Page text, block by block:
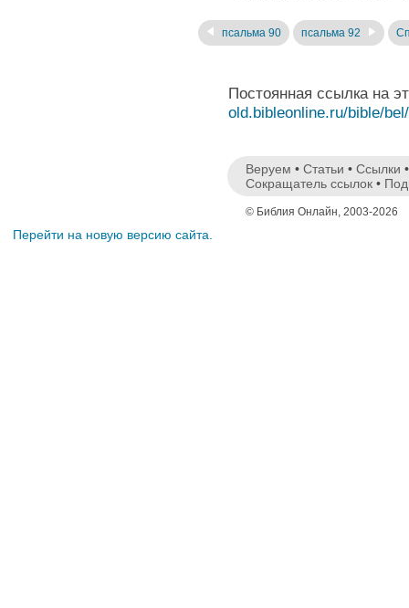
псальма 90 псальма 92
Постоянная ссылка на
old.bibleonline.ru/bible/
Веруем • Статьи • Ссылки
Сокращатель ссылок •
© Библия Онлайн, 2003-2026
Перейти на новую версию сайта.